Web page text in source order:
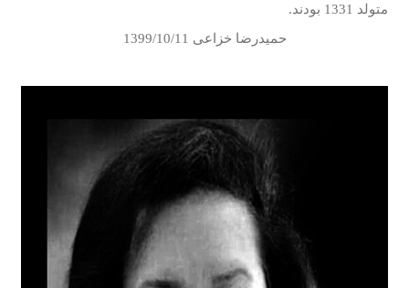
متولد 1331 بودند.
حمیدرضا خزاعی 1399/10/11